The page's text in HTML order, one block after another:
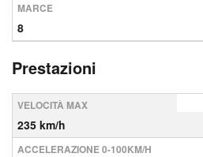
MARCE
8
Prestazioni
VELOCITÀ MAX
235 km/h
ACCELERAZIONE 0-100KM/H